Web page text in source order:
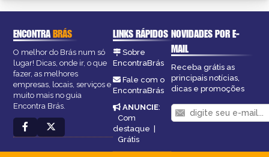
ENCONTRABRÁS
O melhor do Brás num só
lugar! Dicas, onde ir, o que
fazer, as melhores
empresas, locais, serviços e
muito mais no guia
Encontra Brás.
LINKS RÁPIDOS
Sobre
EncontraBrás
Fale com o
EncontraBrás
ANUNCIE:
Com
destaque
Grátis
NOVIDADES POR E-
MAIL
Receba grátis as
principais notícias,
dicas e promoções